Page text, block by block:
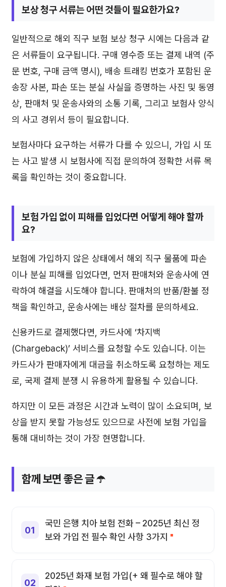
보상 청구 서류는 어떤 것들이 필요한가요?
일반적으로 해외 직구 보험 보상 청구 시에는 다음과 같
은 서류들이 요구됩니다. 구매 영수증 또는 결제 내역 (주
문 번호, 구매 금액 명시), 배송 트래킹 번호가 포함된 운
송장 사본, 파손 또는 분실 사실을 증명하는 사진 및 동영
상, 판매처 및 운송사와의 소통 기록, 그리고 보험사 양식
의 사고 경위서 등이 필요합니다.
보험사마다 요구하는 서류가 다를 수 있으니, 가입 시 또
는 사고 발생 시 보험사에 직접 문의하여 정확한 서류 목
록을 확인하는 것이 중요합니다.
보험 가입 없이 피해를 입었다면 어떻게 해야 할까
요?
보험에 가입하지 않은 상태에서 해외 직구 물품에 파손
이나 분실 피해를 입었다면, 먼저 판매처와 운송사에 연
락하여 해결을 시도해야 합니다. 판매처의 반품/환불 정
책을 확인하고, 운송사에는 배상 절차를 문의하세요.
신용카드로 결제했다면, 카드사에 ‘차지백
(Chargeback)’ 서비스를 요청할 수도 있습니다. 이는
카드사가 판매자에게 대금을 취소하도록 요청하는 제도
로, 국제 결제 분쟁 시 유용하게 활용될 수 있습니다.
하지만 이 모든 과정은 시간과 노력이 많이 소요되며, 보
상을 받지 못할 가능성도 있으므로 사전에 보험 가입을
통해 대비하는 것이 가장 현명합니다.
함께 보면 좋은 글 ☂️
국민 은행 치아 보험 전화 – 2025년 최신 정
보와 가입 전 필수 확인 사항 3가지
2025년 화재 보험 가입(+ 왜 필수로 해야 할